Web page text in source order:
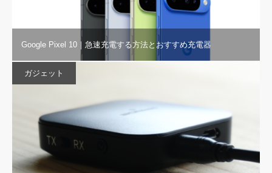
Google Pixel 10｜急速充電する方法とおすすめ充電器
ガジェット